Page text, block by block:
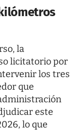
la
licitatorio por
los tres
que
este
lo que